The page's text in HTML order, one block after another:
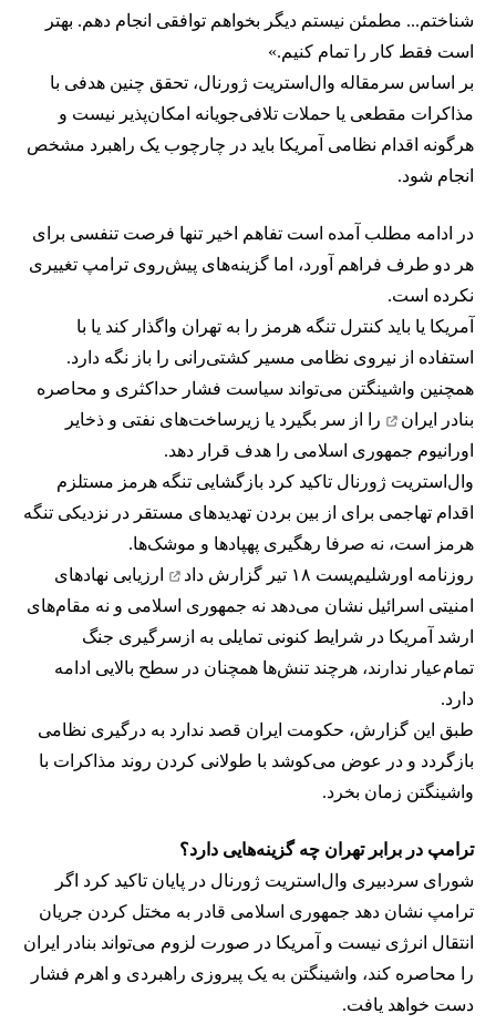
شناختم... مطمئن نیستم دیگر بخواهم توافقی انجام دهم. بهتر
است فقط کار را تمام کنیم.»
بر اساس سرمقاله وال‌استریت ژورنال، تحقق چنین هدفی با
مذاکرات مقطعی یا حملات تلافی‌جویانه امکان‌پذیر نیست و
هرگونه اقدام نظامی آمریکا باید در چارچوب یک راهبرد مشخص
انجام شود.
در ادامه مطلب آمده است تفاهم اخیر تنها فرصت تنفسی برای
هر دو طرف فراهم آورد، اما گزینه‌های پیش‌روی ترامپ تغییری
نکرده است.
آمریکا یا باید کنترل تنگه هرمز را به تهران واگذار کند یا با
استفاده از نیروی نظامی مسیر کشتی‌رانی را باز نگه دارد.
همچنین واشینگتن می‌تواند سیاست فشار حداکثری و محاصره
بنادر ایران
را از سر بگیرد یا زیرساخت‌های نفتی و ذخایر
اورانیوم جمهوری اسلامی را هدف قرار دهد.
وال‌استریت ژورنال تاکید کرد بازگشایی تنگه هرمز مستلزم
اقدام تهاجمی برای از بین بردن تهدیدهای مستقر در نزدیکی تنگه
هرمز است، نه صرفا رهگیری پهپادها و موشک‌ها.
روزنامه اورشلیم‌پست ۱۸ تیر
گزارش داد
ارزیابی نهادهای
امنیتی اسرائیل نشان می‌دهد نه جمهوری اسلامی و نه مقام‌های
ارشد آمریکا در شرایط کنونی تمایلی به ازسرگیری جنگ
تمام‌عیار ندارند، هرچند تنش‌ها همچنان در سطح بالایی ادامه
دارد.
طبق این گزارش، حکومت ایران قصد ندارد به درگیری نظامی
بازگردد و در عوض می‌کوشد با طولانی کردن روند مذاکرات با
واشینگتن زمان بخرد.
ترامپ در برابر تهران چه گزینه‌هایی دارد؟
شورای سردبیری وال‌استریت ژورنال در پایان تاکید کرد اگر
ترامپ نشان دهد جمهوری اسلامی قادر به مختل کردن جریان
انتقال انرژی نیست و آمریکا در صورت لزوم می‌تواند بنادر ایران
را محاصره کند، واشینگتن به یک پیروزی راهبردی و اهرم فشار
دست خواهد یافت.